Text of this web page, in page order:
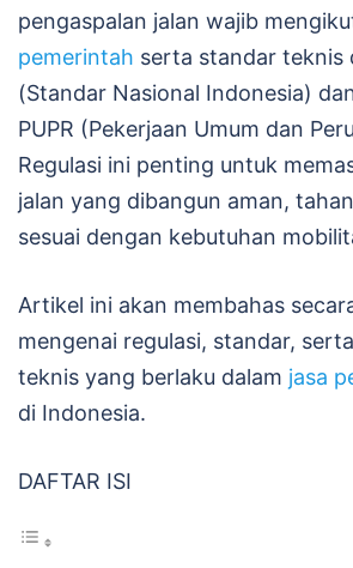
pengaspalan jalan wajib
pemerintah serta standar teknis
(Standar Nasional Indonesia)
PUPR (Pekerjaan Umum dan
Regulasi ini penting untuk
jalan yang dibangun aman,
sesuai dengan kebutuhan
Artikel ini akan membahas
mengenai regulasi, standar,
teknis yang berlaku dalam jasa
di Indonesia.
DAFTAR ISI